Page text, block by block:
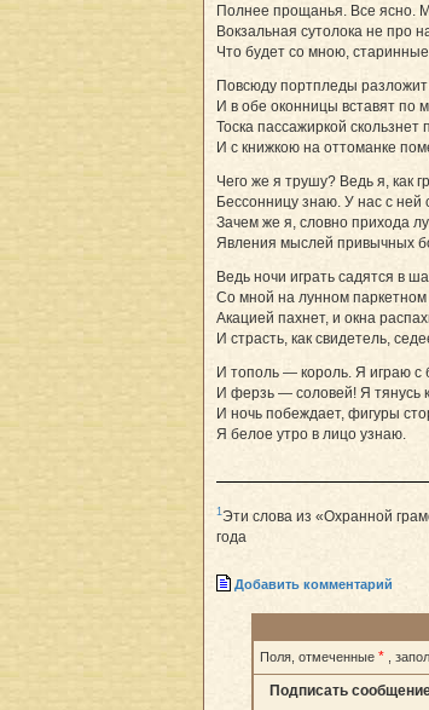
Полнее прощанья. Все ясно.
Вокзальная сутолока не про
Что будет со мною,
Повсюду портпледы разложит
И в обе оконницы вставят по
Тоска пассажиркой скользнет
И с книжкою на оттоманке
Чего же я трушу? Ведь я, как
Бессонницу знаю. У нас с ней
Зачем же я, словно прихода
Явления мыслей привычных
Ведь ночи играть садятся в
Со мной на лунном паркетном
Акацией пахнет, и окна
И страсть, как свидетель,
И тополь — король. Я играю с
И ферзь — соловей! Я тянусь
И ночь побеждает, фигуры
Я белое утро в лицо узнаю.
1Эти слова из «Охранной
года
Добавить комментарий
Поля, отмеченные * ,
Подписать